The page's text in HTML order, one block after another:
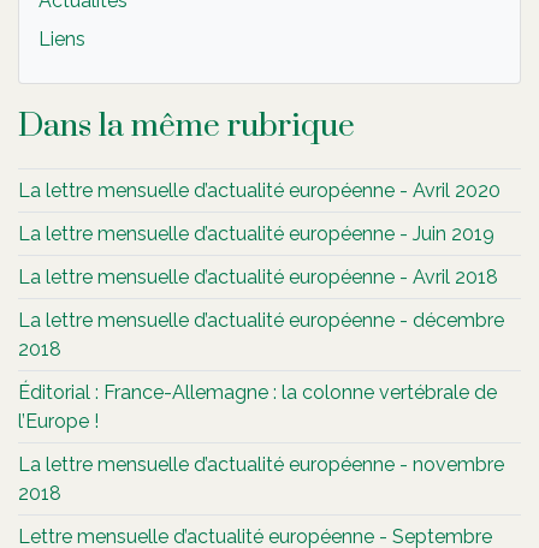
Liens
Dans la même rubrique
La lettre mensuelle d’actualité européenne - Avril 2020
La lettre mensuelle d’actualité européenne - Juin 2019
La lettre mensuelle d’actualité européenne - Avril 2018
La lettre mensuelle d’actualité européenne - décembre
2018
Éditorial : France-Allemagne : la colonne vertébrale de
l’Europe !
La lettre mensuelle d’actualité européenne - novembre
2018
Lettre mensuelle d’actualité européenne - Septembre